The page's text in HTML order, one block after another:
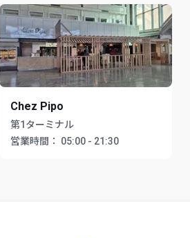
Chez Pipo
第1ターミナル
営業時間：
05:00 - 21:30